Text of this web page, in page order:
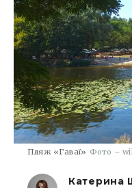
Пляж «Гаваї» Фото –
Катерина